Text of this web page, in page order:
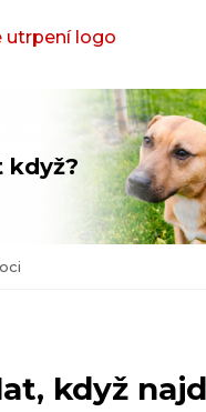
O nás
Adopce
Jak pomoci
Vánoční přání
když?
když